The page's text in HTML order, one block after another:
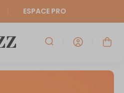
ESPACE PRO